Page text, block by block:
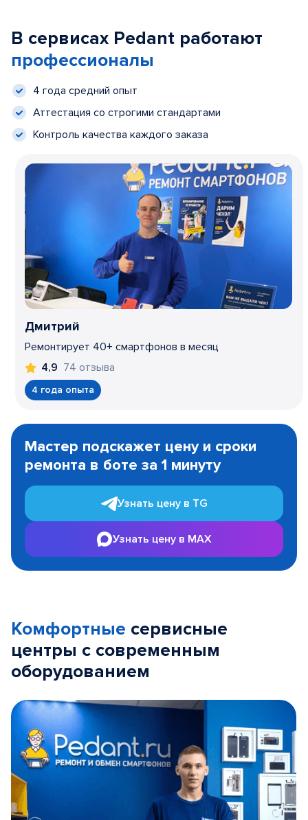
В сервисах Pedant работают
профессионалы
4 года средний опыт
Аттестация со строгими стандартами
Контроль качества каждого заказа
Дмитрий
Ремонтирует 40+ смартфонов в месяц
4,9 74 отзыва
4 года опыта
1
Мастер подскажет цену и сроки
ремонта в боте за 1 минуту
Узнать цену в TG
Узнать цену в MAX
Комфортные сервисные
центры с современным
оборудованием